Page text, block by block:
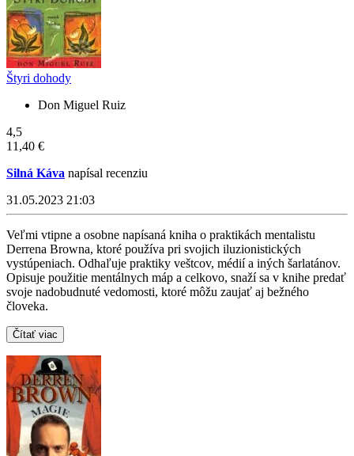
Štyri dohody
Don Miguel Ruiz
4,5
11,40 €
Silná Káva napísal recenziu
31.05.2023 21:03
Veľmi vtipne a osobne napísaná kniha o praktikách mentalistu
Derrena Browna, ktoré používa pri svojich iluzionistických
vystúpeniach. Odhaľuje praktiky veštcov, médií a iných šarlatánov.
Opisuje použitie mentálnych máp a celkovo, snaží sa v knihe predať
svoje nadobudnuté vedomosti, ktoré môžu zaujať aj bežného
človeka.
Čítať viac